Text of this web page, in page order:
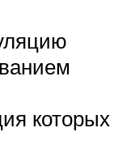
которых